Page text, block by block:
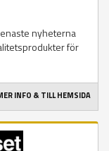
nyheterna
för
INFO & TILL HEMSIDA